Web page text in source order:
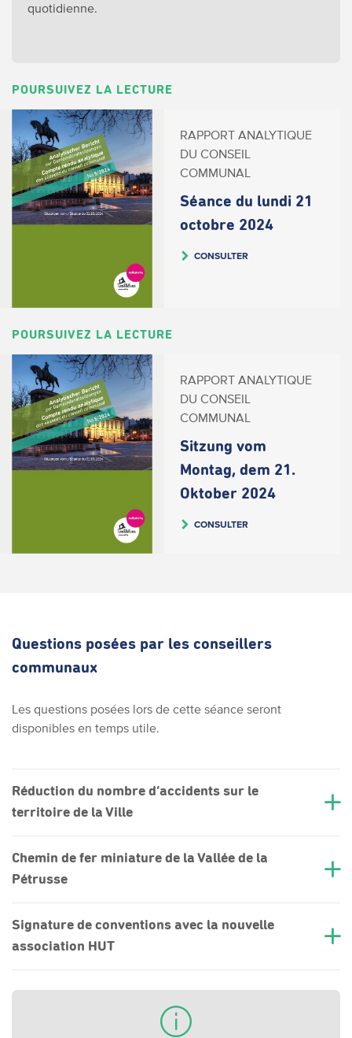
quotidienne.
POURSUIVEZ LA LECTURE
Séance du lundi 21
octobre 2024
RAPPORT ANALYTIQUE
DU CONSEIL
COMMUNAL
CONSULTER
POURSUIVEZ LA LECTURE
Sitzung vom
Montag, dem 21.
Oktober 2024
RAPPORT ANALYTIQUE
DU CONSEIL
COMMUNAL
CONSULTER
Questions posées par les conseillers
communaux
Les questions posées lors de cette séance seront
disponibles en temps utile.
Réduction du nombre d’accidents sur le
territoire de la Ville
Chemin de fer miniature de la Vallée de la
Pétrusse
Signature de conventions avec la nouvelle
association HUT